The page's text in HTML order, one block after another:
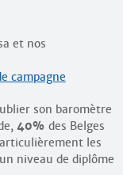
et nos
campagne
son baromètre
40% des Belges
les
niveau de diplôme